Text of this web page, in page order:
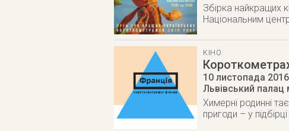
Збірка найкращих
Національним
КІНО
10 листопада 2016
Львівський палац
Химерні родинні
пригоди – у